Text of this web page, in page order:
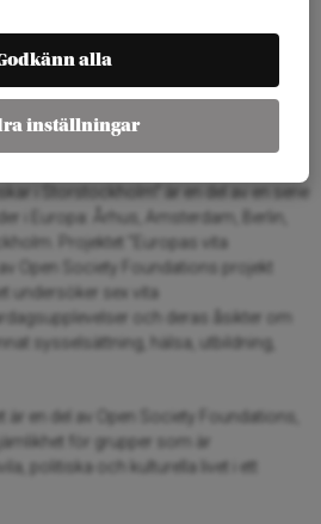
vita
i Storstockholm” är en del av en serie
i Europa: Århus, Amsterdam, Berlin,
Projektet ”Europas vita
Open Society Foundations projekt
undersöker sex vita
och deras åsikter om
sysselsättning, hälsa, utbildning,
är en del av Open Society Foundations,
för grupper som är
politiska och kulturella livet i ett
alla
inställningar